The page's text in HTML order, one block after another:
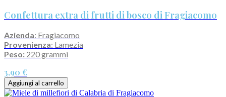
Confettura extra di frutti di bosco di Fragiacomo
Azienda: Fragiacomo
Provenienza: Lamezia
Peso: 220 grammi
3,90 €
Aggiungi al carrello